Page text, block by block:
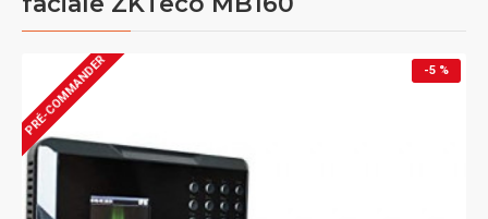
-5 %
PRÉ-COMMANDER